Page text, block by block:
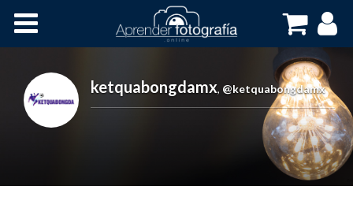
Cursos OnLine
ketquabongdamx, @ketquabongdamx